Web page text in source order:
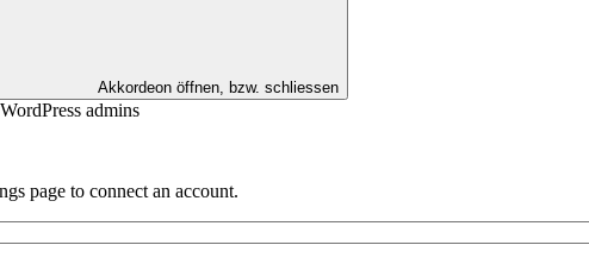
Akkordeon öffnen, bzw. schliessen
admins
page to connect an account.